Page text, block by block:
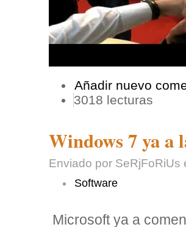
Añadir nuevo
3018 lecturas
Windows 7 ya a
Enviado por SeRjFoRiUs
Software
Microsoft ya a